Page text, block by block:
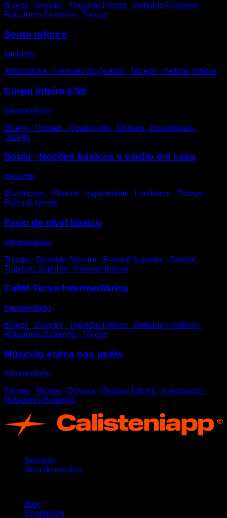
Bíceps ∙ Dorsais ∙ Trapézio Inferior ∙ Deltoide Posterior ∙
Rotadores Externos ∙ Tríceps
Sento reforço
Iniciante
Abdominais ∙ Flexores do Quadril ∙ Tríceps ∙ Peitoral Inferior
Corpo inteiro-LSit
Intermediário
Bíceps ∙ Dorsais ∙ Quadríceps ∙ Glúteos ∙ Isquiotibiais ∙
Tríceps
Sonia - Noções básicas e cardio em casa
Iniciante
Quadríceps ∙ Glúteos ∙ Isquiotibiais ∙ Lombares ∙ Tríceps ∙
Peitoral Inferior
Ferro de nível básico
Intermediário
Tríceps ∙ Deltoide Anterior ∙ Peitoral Superior ∙ Serrátil ∙
Trapézio Superior ∙ Peitoral Inferior
CaliM Torso Intermediários
Intermediário
Bíceps ∙ Dorsais ∙ Trapézio Inferior ∙ Deltoide Posterior ∙
Rotadores Externos ∙ Tríceps
Músculo acima nos anéis
Intermediário
Tríceps ∙ Bíceps ∙ Dorsais ∙ Peitoral Inferior ∙ Antebraços ∙
Rotadores Externos
Sessões
Guia do usuário
Blog
Changelog